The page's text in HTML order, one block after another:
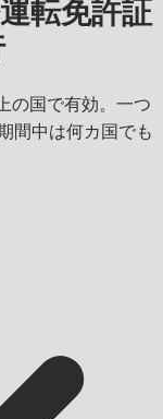
転免許証
の国で有効。一つ
間中は何カ国でも